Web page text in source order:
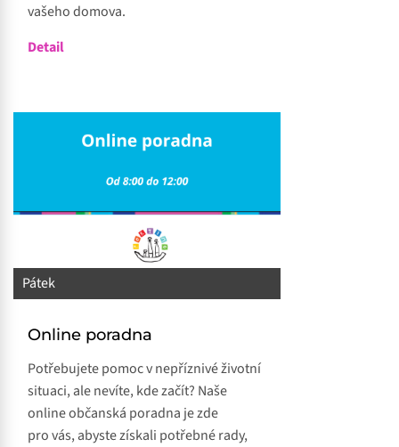
vašeho domova.
Detail
Pátek
Online poradna
Potřebujete pomoc v nepříznivé životní
situaci, ale nevíte, kde začít? Naše
online občanská poradna je zde
pro vás, abyste získali potřebné rady,